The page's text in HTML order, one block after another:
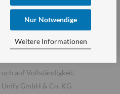
Nur Notwendige
Weitere Informationen
Alle Rechte vorbehalten.
auf Vollständigkeit.
GmbH & Co. KG.